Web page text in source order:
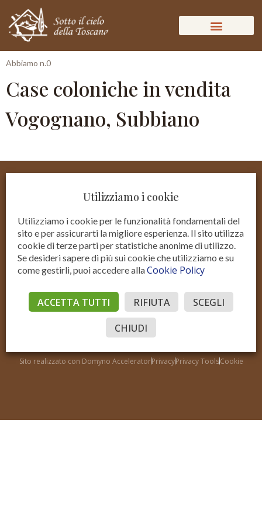
Abbiamo n.0
Case coloniche in vendita
Vogognano, Subbiano
Residenziale VenditaResidenziale AffittoCommerciale Vendita
Commerciale Affitto
Sito realizzato con Domyno AcceleratorPrivacyPrivacy ToolsCookie
Utilizziamo i cookie
Utilizziamo i cookie per le funzionalità fondamentali del
sito e per assicurarti la migliore esperienza. Il sito utilizza
cookie di terze parti per statistiche anonime di utilizzo.
Se desideri sapere di più sui cookie che utilizziamo e su
come gestirli, puoi accedere allaCookie Policy
ACCETTA TUTTI RIFIUTA
SCEGLI
CHIUDI